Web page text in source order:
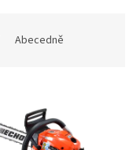
Abecedně